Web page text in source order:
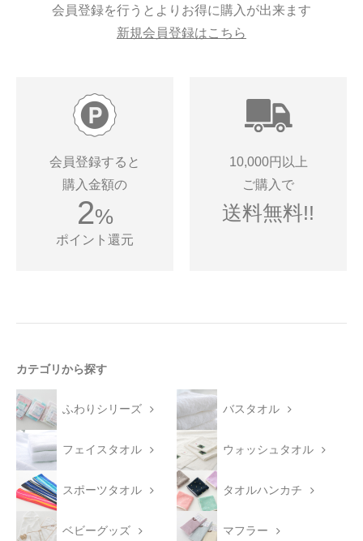
会員登録を行うとよりお得に購入が出来ます
新規会員登録はこちら
会員登録すると
購入金額の
2%
ポイント還元
10,000円以上
ご購入で
送料無料!!
カテゴリから探す
ふわりシリーズ バスタオル
フェイスタオル ウォッシュタオル
スポーツタオル タオルハンカチ
ベビーグッズ マフラー